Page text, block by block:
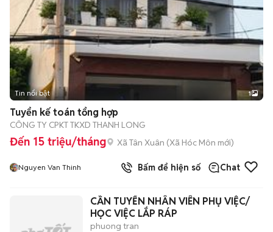
Tin nổi bật 1
Tuyển kế toán tổng hợp
CÔNG TY CPKT TKXD THANH LONG
Đến 15 triệu/tháng Xã Tân Xuân (Xã Hóc Môn mới)
Nguyen Van Thinh Bấm để hiện số Chat
CẦN TUYỂN NHÂN VIÊN PHỤ VIỆC/
HỌC VIỆC LẮP RÁP
phuong tran